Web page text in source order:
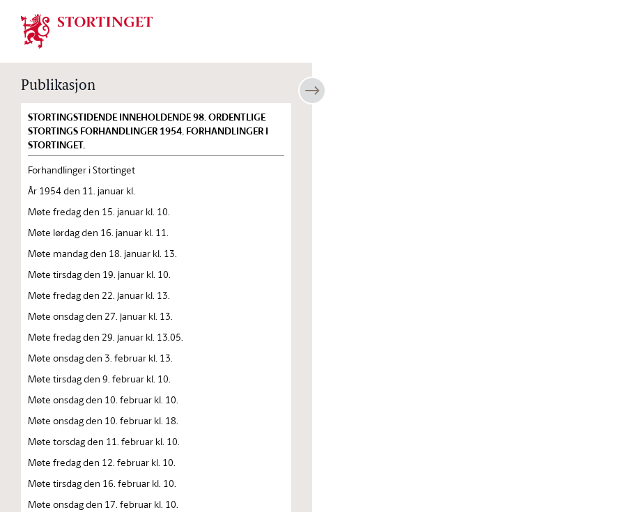
Stortinget.no
Publikasjon
STORTINGSTIDENDE INNEHOLDENDE 98. ORDENTLIGE
STORTINGS FORHANDLINGER 1954. FORHANDLINGER I
STORTINGET.
Forhandlinger i Stortinget
År 1954 den 11. januar kl.
Møte fredag den 15. januar kl. 10.
Møte lørdag den 16. januar kl. 11.
Møte mandag den 18. januar kl. 13.
Møte tirsdag den 19. januar kl. 10.
Møte fredag den 22. januar kl. 13.
Møte onsdag den 27. januar kl. 13.
Møte fredag den 29. januar kl. 13.05.
Møte onsdag den 3. februar kl. 13.
Møte tirsdag den 9. februar kl. 10.
Møte onsdag den 10. februar kl. 10.
Møte onsdag den 10. februar kl. 18.
Møte torsdag den 11. februar kl. 10.
Møte fredag den 12. februar kl. 10.
Møte tirsdag den 16. februar kl. 10.
Møte onsdag den 17. februar kl. 10.